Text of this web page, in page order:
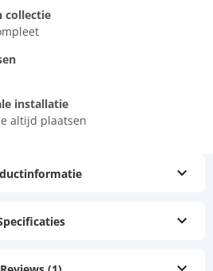
collectie
installatie
altijd plaatsen